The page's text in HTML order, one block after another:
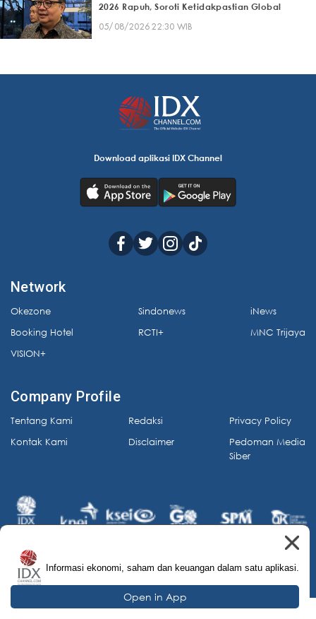
2026 Rapuh, Soroti Ketidakpastian Global
05/08/2026 22:30 WIB
Download aplikasi IDX Channel
Network
Okezone
Booking Hotel
VISION+
Sindonews
RCTI+
iNews
MNC Trijaya
Company Profile
Tentang Kami
Kontak Kami
Redaksi
Disclaimer
Privacy Policy
Pedoman Media
Siber
© 2026 IDX Channel. All Rights Reserved.
Informasi ekonomi, saham dan keuangan dalam satu aplikasi.
Open in App